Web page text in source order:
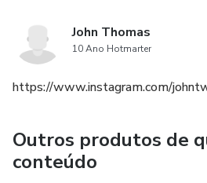
John Thomas
10 Ano Hotmarter
https://www.instagram.com/
Outros produtos de
conteúdo